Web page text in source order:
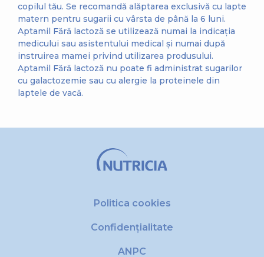
copilul tău. Se recomandă alăptarea exclusivă cu lapte
matern pentru sugarii cu vârsta de până la 6 luni.
Aptamil Fără lactoză se utilizează numai la indicația
medicului sau asistentului medical și numai după
instruirea mamei privind utilizarea produsului.
Aptamil Fără lactoză nu poate fi administrat sugarilor
cu galactozemie sau cu alergie la proteinele din
laptele de vacă.
Politica cookies
Confidențialitate
ANPC